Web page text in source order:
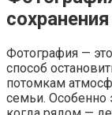
Фотография —
способ
потомкам
семьи. Особенно